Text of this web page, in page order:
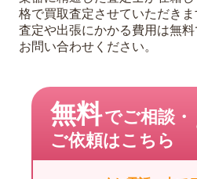
格で買取査定させていただきま
査定や出張にかかる費用は無
お問い合わせください。
無料でご相談・
ご依頼はこちら